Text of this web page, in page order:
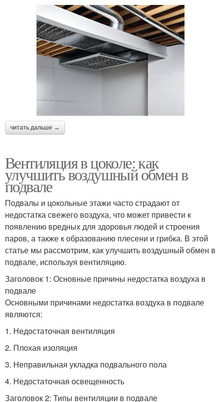
читать дальше →
Вентиляция в цоколе: как
улучшить воздушный обмен в
подвале
Подвалы и цокольные этажи часто страдают от
недостатка свежего воздуха, что может привести к
появлению вредных для здоровья людей и строения
паров, а также к образованию плесени и грибка. В этой
статье мы рассмотрим, как улучшить воздушный обмен в
подвале, используя вентиляцию.
Заголовок 1: Основные причины недостатка воздуха в
подвале
Основными причинами недостатка воздуха в подвале
являются:
1. Недостаточная вентиляция
2. Плохая изоляция
3. Неправильная укладка подвального пола
4. Недостаточная освещенность
Заголовок 2: Типы вентиляции в подвале